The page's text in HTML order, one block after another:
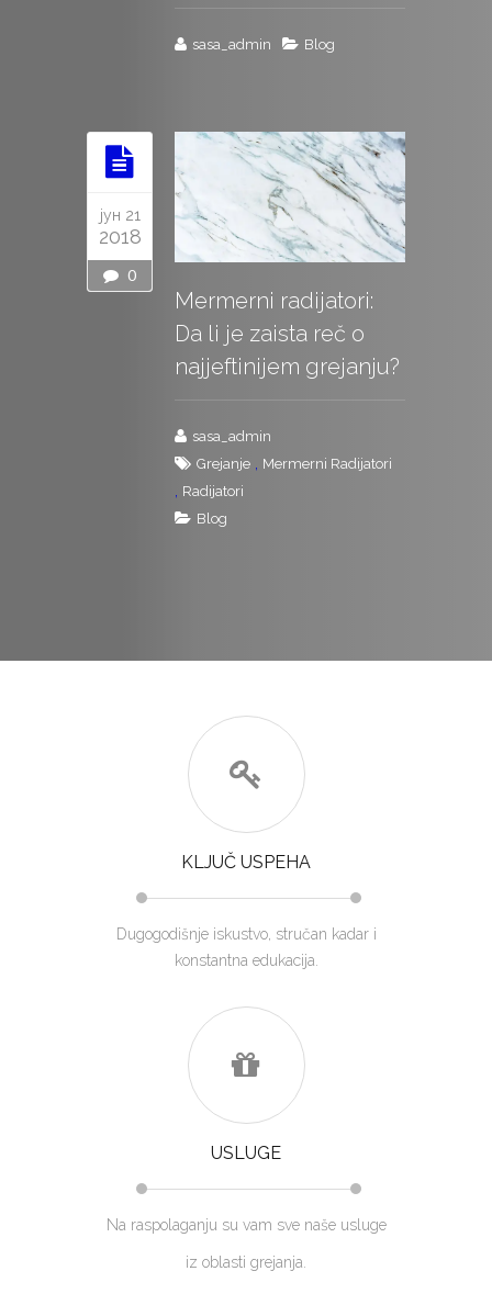
sasa_admin Blog
јун 21
2018
0
Mermerni radijatori:
Da li je zaista reč o
najjeftinijem grejanju?
sasa_admin
Grejanje
Mermerni Radijatori
Radijatori
Blog
KLJUČ USPEHA
Dugogodišnje iskustvo, stručan kadar i
konstantna edukacija.
USLUGE
Na raspolaganju su vam sve naše usluge
iz oblasti grejanja.